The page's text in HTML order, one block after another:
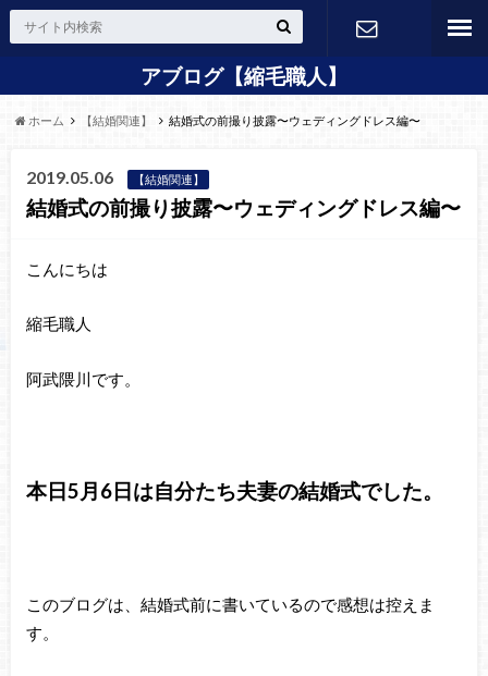
アブログ【縮毛職人】24H Web
ホーム 【結婚関連】 結婚式の前撮り披露〜ウェディングドレス編〜
2019.05.06 【結婚関連】
結婚式の前撮り披露〜ウェディングドレス編〜
こんにちは
縮毛職人
阿武隈川です。
本日5月6日は自分たち夫妻の結婚式でした。
このブログは、結婚式前に書いているので感想は控えま
す。